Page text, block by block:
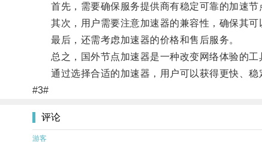
首先，需要确保服务提供商有稳定可靠的加速节
其次，用户需要注意加速器的兼容性，确保其可
最后，还需考虑加速器的价格和售后服务。
总之，国外节点加速器是一种改变网络体验的工
通过选择合适的加速器，用户可以获得更快、稳
#3#
评论
游客